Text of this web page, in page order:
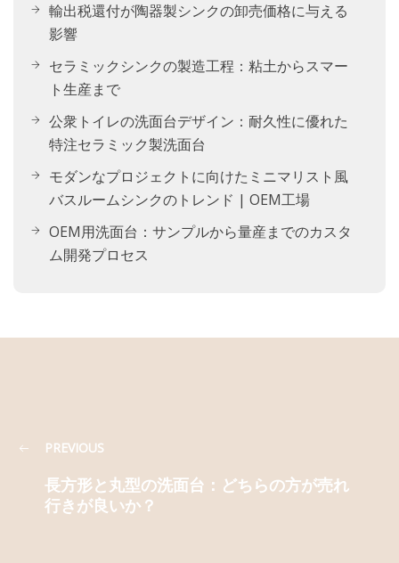
輸出税還付が陶器製シンクの卸売価格に与える
影響
セラミックシンクの製造工程：粘土からスマー
ト生産まで
公衆トイレの洗面台デザイン：耐久性に優れた
特注セラミック製洗面台
モダンなプロジェクトに向けたミニマリスト風
バスルームシンクのトレンド | OEM工場
OEM用洗面台：サンプルから量産までのカスタ
ム開発プロセス
PREVIOUS
長方形と丸型の洗面台：どちらの方が売れ
行きが良いか？